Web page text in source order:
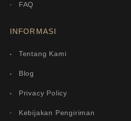
FAQ
INFORMASI
Tentang Kami
Blog
Privacy Policy
Kebijakan Pengiriman